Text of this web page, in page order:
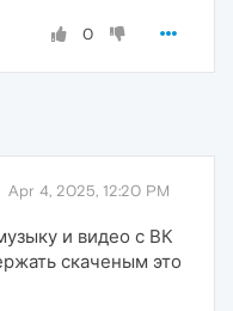
0
Apr 4, 2025, 12:20 PM
и видео с ВК
скаченым это